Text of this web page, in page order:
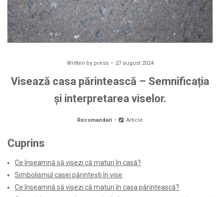
Written by press 27 august 2024
Visează casa părintească – Semnificația
și interpretarea viselor.
Recomandari Article
Cuprins
Ce înseamnă să visezi că maturi în casă?
Simbolismul casei părintești în vise
Ce înseamnă să visezi că maturi în casa părintească?